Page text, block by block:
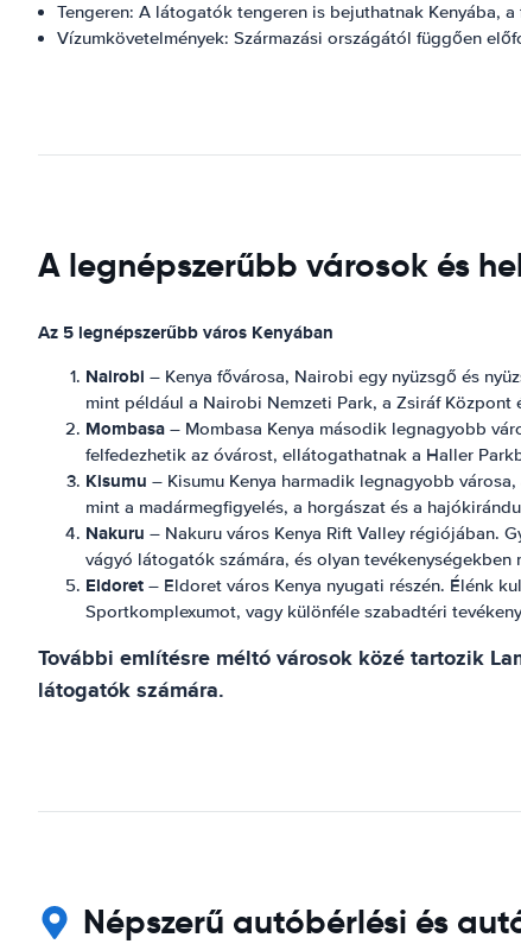
Tengeren: A látogatók tengeren is bejuthatnak Kenyába,
Vízumkövetelmények: Származási országától függően
A legnépszerűbb városok és
Az 5 legnépszerűbb város Kenyában
Nairobi – Kenya fővárosa, Nairobi egy nyüzsgő és
mint például a Nairobi Nemzeti Park, a Zsiráf Központ
Mombasa – Mombasa Kenya második legnagyobb
felfedezhetik az óvárost, ellátogathatnak a Haller
Kisumu – Kisumu Kenya harmadik legnagyobb
mint a madármegfigyelés, a horgászat és a
Nakuru – Nakuru város Kenya Rift Valley régiójában.
vágyó látogatók számára, és olyan
Eldoret – Eldoret város Kenya nyugati részén. Élénk
Sportkomplexumot, vagy különféle szabadtéri
További említésre méltó városok közé tartozik
látogatók számára.
Népszerű autóbérlési és